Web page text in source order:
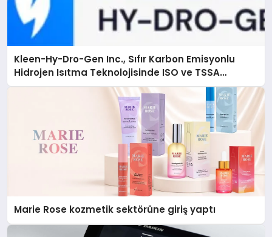
Kleen-Hy-Dro-Gen Inc., Sıfır Karbon Emisyonlu
Hidrojen Isıtma Teknolojisinde ISO ve TSSA
Düzenleyici Onaylarını Aldı
Marie Rose kozmetik sektörüne giriş yaptı